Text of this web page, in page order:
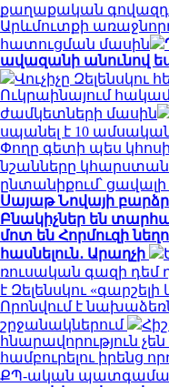
քաղաքական
Արևմուտքի
հատուցման մասին
ավազանի անունով ես
Վուչիչը
Ուկրաինայում
ժամկետների մասին
սպանել է 10
Փողը գետի պես
նշանները
ընտանիքում՝ ցավալի
Սայաթ Նովայի
Բնակիչներ են
մոտ են Հորմուզի
հասնելուն․ Արաղչի
ռուսական գազի դեմ
է Զելենսկու
Որոնվում է
շրջանակներում
հնարավորություն
համբուրելու իրենց
ՔՊ-ական